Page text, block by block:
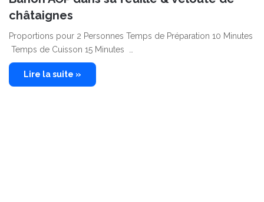
châtaignes
Proportions pour 2 Personnes Temps de Préparation 10 Minutes
Temps de Cuisson 15 Minutes …
Lire la suite »